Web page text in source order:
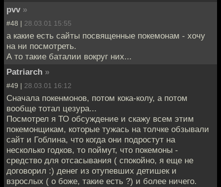
pvv »
#48 | 28.03.01 15:55
а какие есть сайты посвященные покемонам - хочу
на ни посмотреть.
А то такие баталии вокруг них...
Patriarch »
#49 | 28.03.01 16:12
Сначала покенмонов, потом кока-колу, а потом
вообще тотал цезура...
Посмотрел я ТО обсуждение и скажу всем этим
покемонщикам, которые тужась на толчке обзывали
сайт и Гоблина, что когда они подростут на
несколько годков, то поймут, что покемоны -
средство для отсасывания ( спокойно, я еще не
договорил :) денег из отупевших детишек и
взрослых ( о боже, такие есть ?) и более ничего.